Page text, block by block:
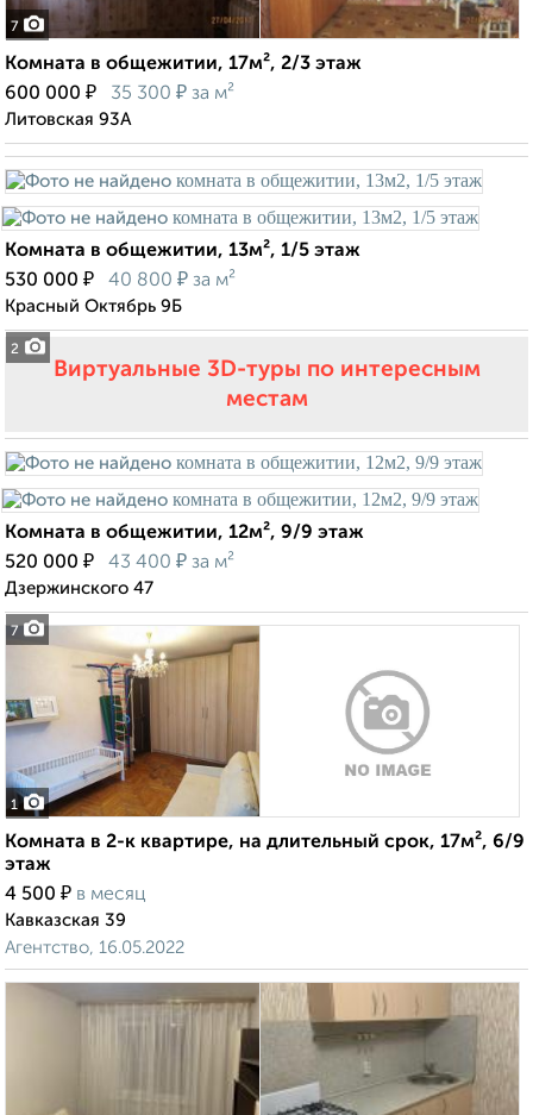
7
Комната в общежитии, 17м², 2/3 этаж
600 000 ₽ 35 300 ₽ за м²
Литовская 93А
2
Комната в общежитии, 13м², 1/5 этаж
530 000 ₽ 40 800 ₽ за м²
Красный Октябрь 9Б
Виртуальные 3D-туры по интересным
местам
7
Комната в общежитии, 12м², 9/9 этаж
520 000 ₽ 43 400 ₽ за м²
Дзержинского 47
1
Комната в 2-к квартире, на длительный срок, 17м², 6/9
этаж
4 500 ₽ в месяц
Кавказская 39
Агентство, 16.05.2022